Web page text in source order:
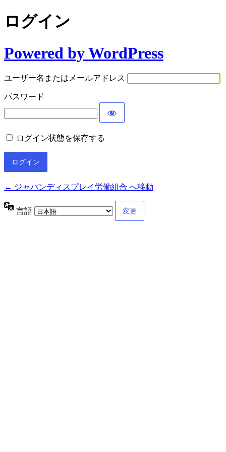
ログイン
Powered by WordPress
ユーザー名またはメールアドレス
パスワード
ログイン状態を保存する
← ジャパンディスプレイ労働組合 へ移動
言語